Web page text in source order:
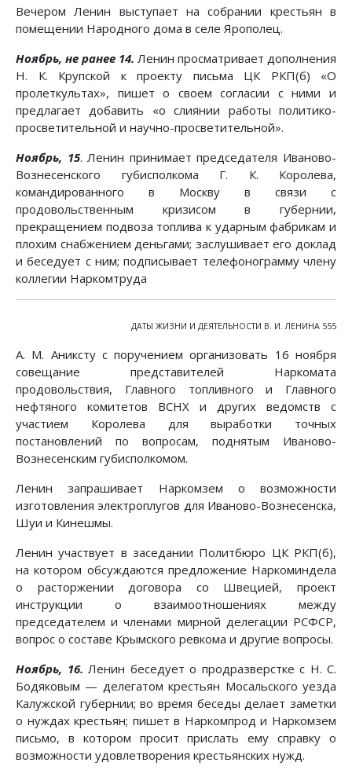
Вечером Ленин выступает на собрании крестьян в
помещении Народного дома в селе Ярополец.
Ноябрь, не ранее 14. Ленин просматривает дополнения
Н. К. Крупской к проекту письма ЦК РКП(б) «О
пролеткультах», пишет о своем согласии с ними и
предлагает добавить «о слиянии работы политико-
просветительной и научно-просветительной».
Ноябрь, 15. Ленин принимает председателя Иваново-
Вознесенского губисполкома Г. К. Королева,
командированного в Москву в связи с
продовольственным кризисом в губернии,
прекращением подвоза топлива к ударным фабрикам и
плохим снабжением деньгами; заслушивает его доклад
и беседует с ним; подписывает телефонограмму члену
коллегии Наркомтруда
ДАТЫ ЖИЗНИ И ДЕЯТЕЛЬНОСТИ В. И. ЛЕНИНА 555
А. М. Аниксту с поручением организовать 16 ноября
совещание представителей Наркомата
продовольствия, Главного топливного и Главного
нефтяного комитетов ВСНХ и других ведомств с
участием Королева для выработки точных
постановлений по вопросам, поднятым Иваново-
Вознесенским губисполкомом.
Ленин запрашивает Наркомзем о возможности
изготовления электроплугов для Иваново-Вознесенска,
Шуи и Кинешмы.
Ленин участвует в заседании Политбюро ЦК РКП(б),
на котором обсуждаются предложение Наркоминдела
о расторжении договора со Швецией, проект
инструкции о взаимоотношениях между
председателем и членами мирной делегации РСФСР,
вопрос о составе Крымского ревкома и другие вопросы.
Ноябрь, 16. Ленин беседует о продразверстке с Н. С.
Бодяковым — делегатом крестьян Мосальского уезда
Калужской губернии; во время беседы делает заметки
о нуждах крестьян; пишет в Наркомпрод и Наркомзем
письмо, в котором просит прислать ему справку о
возможности удовлетворения крестьянских нужд.